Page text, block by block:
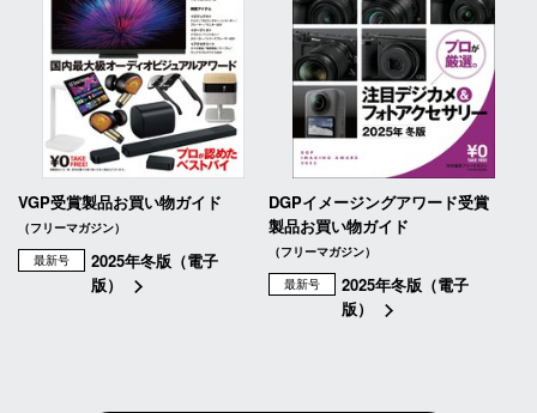
VGP受賞製品お買い物ガイド
（フリーマガジン）
最新号
2025年冬版（電子
版）
DGPイメージングアワード受賞
製品お買い物ガイド
（フリーマガジン）
最新号
2025年冬版（電子
版）